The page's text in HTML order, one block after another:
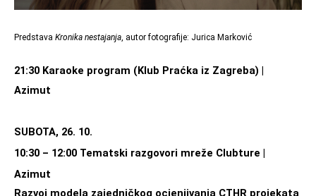
Predstava Kronika nestajanja, autor fotografije: Jurica Marković
21:30 Karaoke program (Klub Praćka iz Zagreba) |
Azimut
SUBOTA, 26. 10.
10:30 – 12:00 Tematski razgovori mreže Clubture |
Azimut